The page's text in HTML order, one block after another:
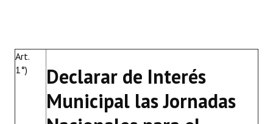
Art.
1°)
Declarar de Interés
Municipal las Jornadas